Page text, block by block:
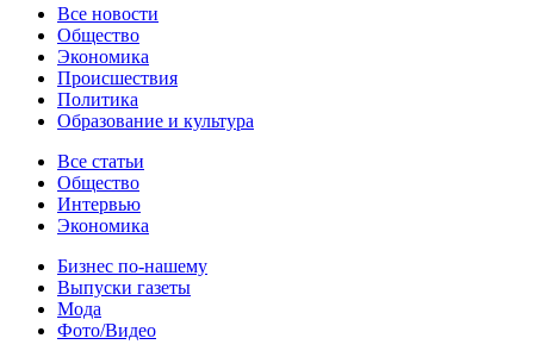
Новости
Все новости
Общество
Экономика
Происшествия
Политика
Образование и культура
Статьи
Все статьи
Общество
Интервью
Экономика
Разное
Бизнес по-нашему
Выпуски газеты
Мода
Фото/Видео